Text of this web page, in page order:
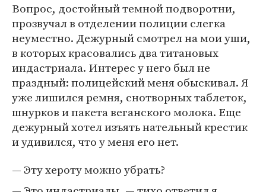
Вопрос, достойный темной подворотни,
прозвучал в отделении полиции слегка
неуместно. Дежурный смотрел на мои уши,
в которых красовались два титановых
индастриала. Интерес у него был не
праздный: полицейский меня обыскивал. Я
уже лишился ремня, снотворных таблеток,
шнурков и пакета веганского молока. Еще
дежурный хотел изъять нательный крестик
и удивился, что у меня его нет.
— Эту хероту можно убрать?